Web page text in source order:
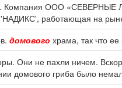
Компания ООО «СЕВЕРНЫЕ
работающая на
домового храма, так что
Они не пахли ничем.
домового гриба было